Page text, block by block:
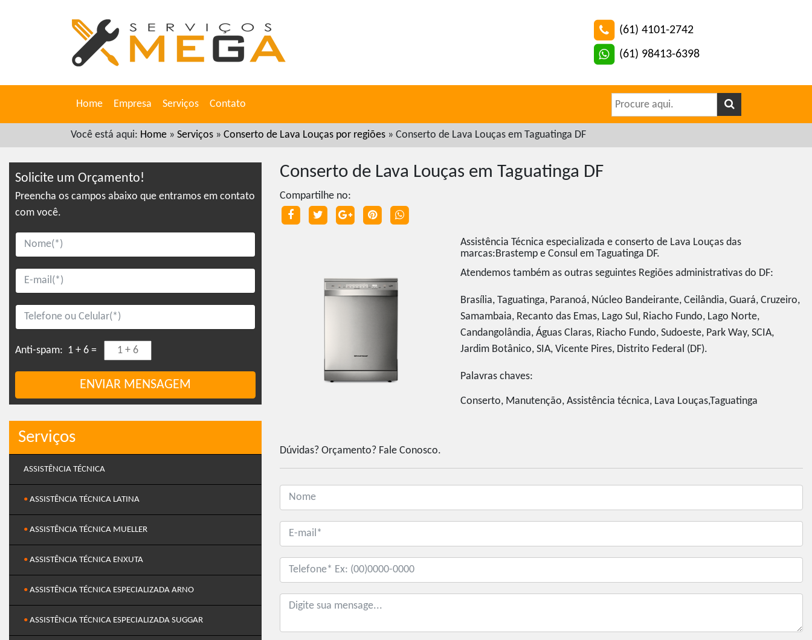
(61) 4101-2742
(61) 98413-6398
Home Empresa Serviços Contato
Você está aqui: Home » Serviços » Conserto de Lava Louças por regiões » Conserto de Lava Louças em Taguatinga DF
Solicite um Orçamento!
Preencha os campos abaixo que entramos em contato
com você.
Anti-spam: 1 + 6 =
ENVIAR MENSAGEM
Serviços
ASSISTÊNCIA TÉCNICA
• ASSISTÊNCIA TÉCNICA LATINA
• ASSISTÊNCIA TÉCNICA MUELLER
• ASSISTÊNCIA TÉCNICA ENXUTA
• ASSISTÊNCIA TÉCNICA ESPECIALIZADA ARNO
• ASSISTÊNCIA TÉCNICA ESPECIALIZADA SUGGAR
Conserto de Lava Louças em Taguatinga DF
Compartilhe no:
Assistência Técnica especializada e conserto de Lava Louças das
marcas:Brastemp e Consul em Taguatinga DF.
Atendemos também as outras seguintes Regiões administrativas do DF:
Brasília, Taguatinga, Paranoá, Núcleo Bandeirante, Ceilândia, Guará, Cruzeiro,
Samambaia, Recanto das Emas, Lago Sul, Riacho Fundo, Lago Norte,
Candangolândia, Águas Claras, Riacho Fundo, Sudoeste, Park Way, SCIA,
Jardim Botânico, SIA, Vicente Pires, Distrito Federal (DF).
Palavras chaves:
Conserto, Manutenção, Assistência técnica, Lava Louças,Taguatinga
Dúvidas? Orçamento? Fale Conosco.